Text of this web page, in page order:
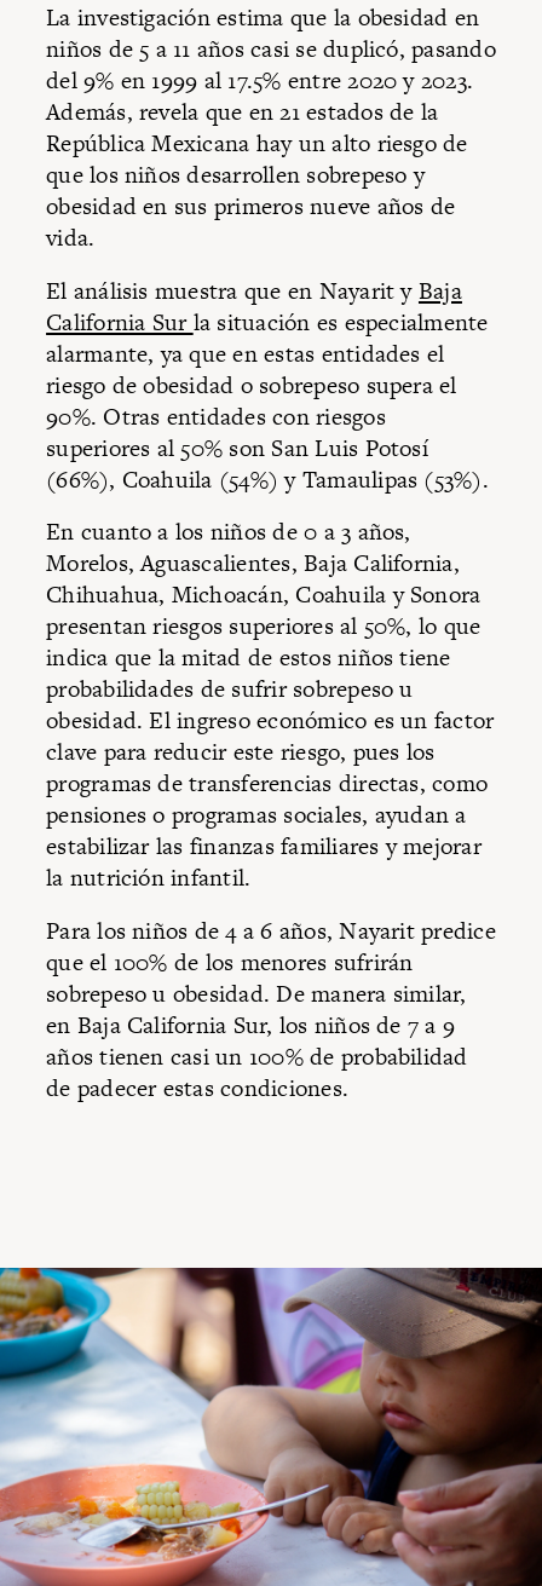
La investigación estima que la obesidad en
niños de 5 a 11 años casi se duplicó, pasando
del 9% en 1999 al 17.5% entre 2020 y 2023.
Además, revela que en 21 estados de la
República Mexicana hay un alto riesgo de
que los niños desarrollen sobrepeso y
obesidad en sus primeros nueve años de
vida.
El análisis muestra que en Nayarit yBaja
California Surla situación es especialmente
alarmante, ya que en estas entidades el
riesgo de obesidad o sobrepeso supera el
90%. Otras entidades con riesgos
superiores al 50% son San Luis Potosí
(66%), Coahuila (54%) y Tamaulipas (53%).
En cuanto a los niños de 0 a 3 años,
Morelos, Aguascalientes, Baja California,
Chihuahua, Michoacán, Coahuila y Sonora
presentan riesgos superiores al 50%, lo que
indica que la mitad de estos niños tiene
probabilidades de sufrir sobrepeso u
obesidad. El ingreso económico es un factor
clave para reducir este riesgo, pues los
programas de transferencias directas, como
pensiones o programas sociales, ayudan a
estabilizar las finanzas familiares y mejorar
la nutrición infantil.
Para los niños de 4 a 6 años, Nayarit predice
que el 100% de los menores sufrirán
sobrepeso u obesidad. De manera similar,
en Baja California Sur, los niños de 7 a 9
años tienen casi un 100% de probabilidad
de padecer estas condiciones.